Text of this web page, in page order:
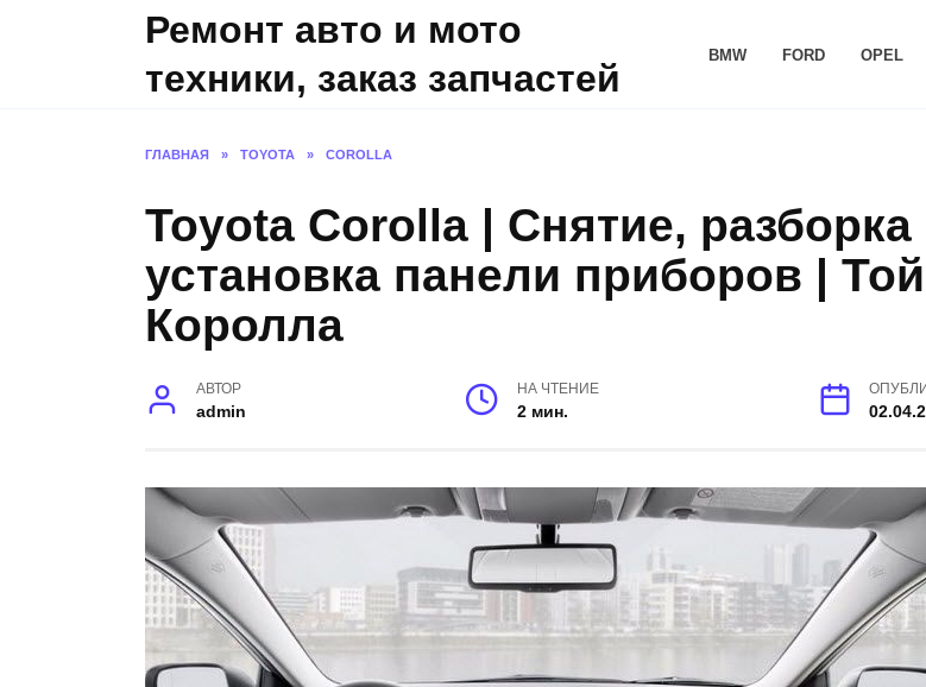
Ремонт авто и мото
техники, заказ запчастей
BMW FORD OPEL
ГЛАВНАЯ » TOYOTA » COROLLA
Toyota Corolla | Снятие, разборка
установка панели приборов |
Королла
АВТОР
admin
НА ЧТЕНИЕ
2 мин.